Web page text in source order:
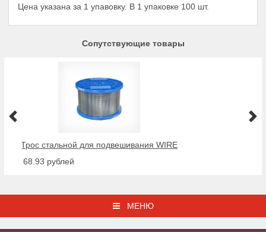
Цена указана за 1 упавовку. В 1 упаковке 100 шт.
Сопутствующие товары
Трос стальной для подвешивания WIRE
от 68.93 рублей
МЕНЮ